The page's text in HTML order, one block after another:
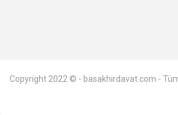
Copyright 2022 © - basakhirdavat.com - Tüm